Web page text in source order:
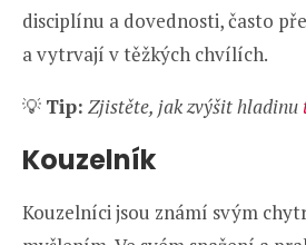
disciplínu a dovednosti, často
a vytrvají v těžkých chvílích.
💡 Tip: Zjistěte, jak zvýšit hladinu
Kouzelník
Kouzelníci jsou známí svým